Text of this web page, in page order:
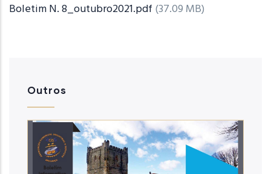
Boletim N. 8_outubro2021.pdf (37.09 MB)
Outros